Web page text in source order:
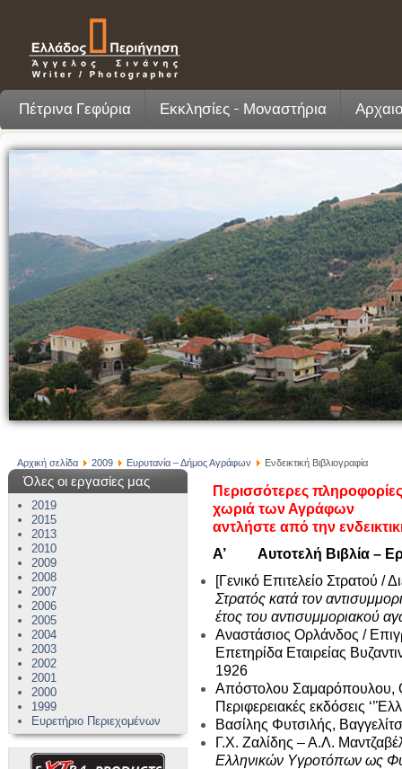
Πέτρινα Γεφύρια Εκκλησίες - Μοναστήρια
Αρχική σελίδα 2009 Ευρυτανία – Δήμος Αγράφων Ενδεικτική Βιβλιογραφία
Όλες οι εργασίες μας
2019
2015
2013
2010
2009
2008
2007
2006
2005
2004
2003
2002
2001
2000
1999
Ευρετήριο Περιεχομένων
Περισσότερες
χωριά των Αγράφων
αντλήστε από την
Α’ Αυτοτελή Βιβλία –
[Γενικό Επιτελείο Στρατού /
Στρατός κατά τον
έτος του αντισυμμοριακού
Αναστάσιος Ορλάνδος /
Επετηρίδα Εταιρείας
1926
Απόστολου Σαμαρόπουλου,
Περιφερειακές εκδόσεις
Βασίλης Φυτσιλής,
Γ.Χ. Ζαλίδης – Α.Λ.
Ελληνικών Υγροτόπων ως